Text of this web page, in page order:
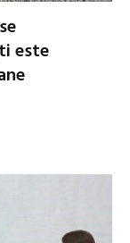
este